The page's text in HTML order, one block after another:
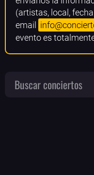
(artistas, local,
email
evento es
Buscar conciertos